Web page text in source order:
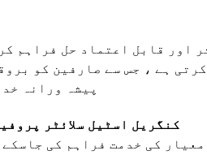
اور قابل اعتماد حل فراہم
ہے ، جس سے صارفین کو
پیشہ ورانہ
1. کنگریل اسٹیل سلائٹر
کی خدمت فراہم کی